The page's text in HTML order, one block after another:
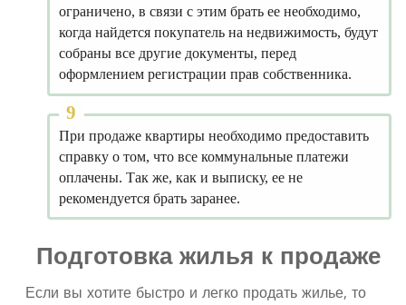
ограничено, в связи с этим брать ее необходимо,
когда найдется покупатель на недвижимость, будут
собраны все другие документы, перед
оформлением регистрации прав собственника.
При продаже квартиры необходимо предоставить
справку о том, что все коммунальные платежи
оплачены. Так же, как и выписку, ее не
рекомендуется брать заранее.
Подготовка жилья к продаже
Если вы хотите быстро и легко продать жилье, то